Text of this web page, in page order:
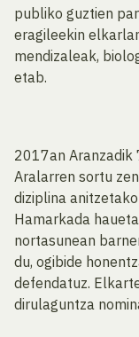
publiko guztien
eragileekin
mendizaleak,
etab.
2017an Aranzadik
Aralarren sortu
diziplina
Hamarkada
nortasunean
du, ogibide
defendatuz.
dirulaguntza